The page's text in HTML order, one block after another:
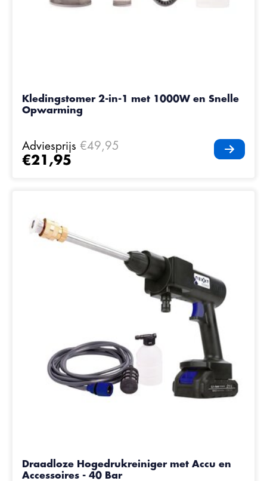
Kledingstomer 2-in-1 met 1000W en Snelle
Opwarming
Adviesprijs €49,95
€21,95
Draadloze Hogedrukreiniger met Accu en
Accessoires - 40 Bar